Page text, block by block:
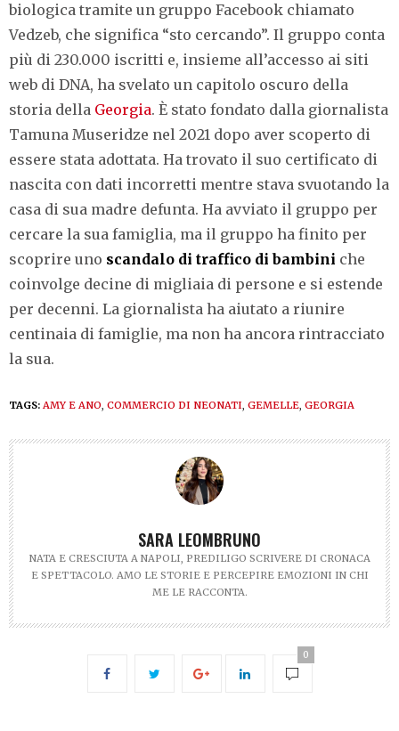
biologica tramite un gruppo Facebook chiamato
Vedzeb, che significa “sto cercando”. Il gruppo conta
più di 230.000 iscritti e, insieme all’accesso ai siti
web di DNA, ha svelato un capitolo oscuro della
storia della Georgia. È stato fondato dalla giornalista
Tamuna Museridze nel 2021 dopo aver scoperto di
essere stata adottata. Ha trovato il suo certificato di
nascita con dati incorretti mentre stava svuotando la
casa di sua madre defunta. Ha avviato il gruppo per
cercare la sua famiglia, ma il gruppo ha finito per
scoprire uno scandalo di traffico di bambini che
coinvolge decine di migliaia di persone e si estende
per decenni. La giornalista ha aiutato a riunire
centinaia di famiglie, ma non ha ancora rintracciato
la sua.
TAGS: AMY E ANO, COMMERCIO DI NEONATI, GEMELLE, GEORGIA
SARA LEOMBRUNO
NATA E CRESCIUTA A NAPOLI, PREDILIGO SCRIVERE DI CRONACA
E SPETTACOLO. AMO LE STORIE E PERCEPIRE EMOZIONI IN CHI
ME LE RACCONTA.
0